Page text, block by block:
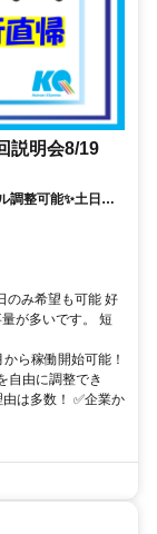
説明会8/19
調整可能✨土日祝
のみ希望も可能 好
が多いです。 短
ら稼働開始可能！
自由に調整でき
は多数！ ✅企業か